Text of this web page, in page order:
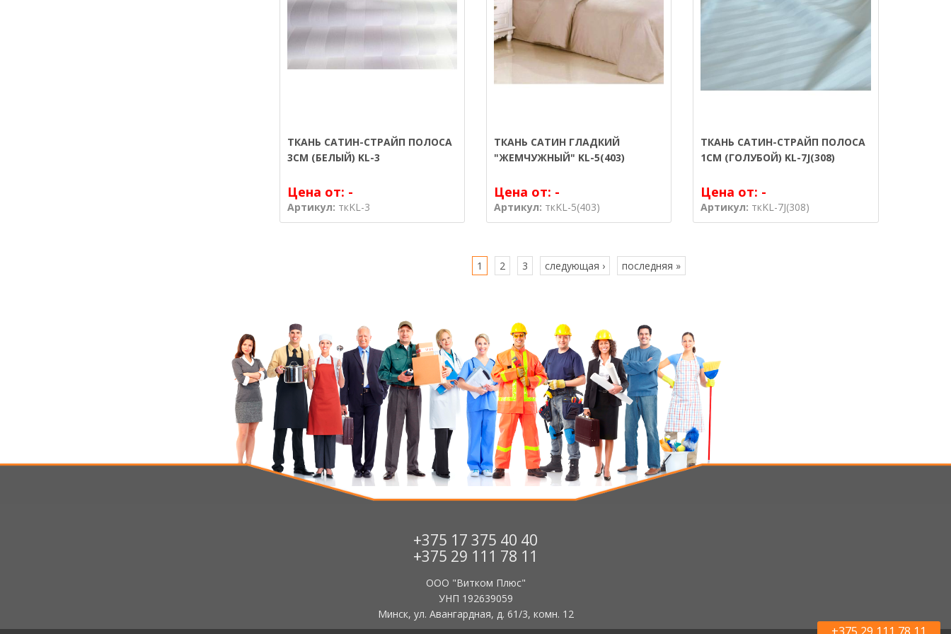
ТКАНЬ САТИН-СТРАЙП ПОЛОСА
3СМ (БЕЛЫЙ) KL-3
Цена от: -
Артикул: ткKL-3
ТКАНЬ САТИН ГЛАДКИЙ
"ЖЕМЧУЖНЫЙ" KL-5(403)
Цена от: -
Артикул: ткKL-5(403)
ТКАНЬ САТИН-СТРАЙП ПОЛОСА
1СМ (ГОЛУБОЙ) KL-7J(308)
Цена от: -
Артикул: ткKL-7J(308)
1 2 3 следующая › последняя »
+375 17 375 40 40
+375 29 111 78 11
ООО "Витком Плюс"
УНП 192639059
Минск, ул. Авангардная, д. 61/3, комн. 12